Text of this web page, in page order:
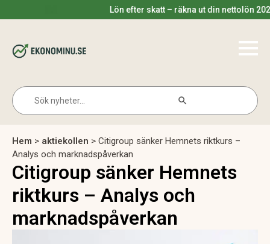
Lön efter skatt – räkna ut din nettolön 2025
for:
Hem > aktiekollen > Citigroup sänker Hemnets riktkurs –
Analys och marknadspåverkan
Citigroup sänker Hemnets
riktkurs – Analys och
marknadspåverkan